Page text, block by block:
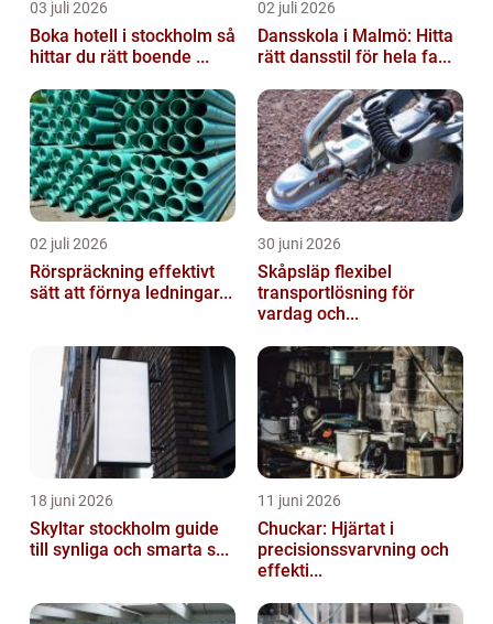
03 juli 2026
Boka hotell i stockholm så
hittar du rätt boende ...
02 juli 2026
Dansskola i Malmö: Hitta
rätt dansstil för hela fa...
02 juli 2026
Rörspräckning effektivt
sätt att förnya ledningar...
30 juni 2026
Skåpsläp flexibel
transportlösning för
vardag och...
18 juni 2026
Skyltar stockholm guide
till synliga och smarta s...
11 juni 2026
Chuckar: Hjärtat i
precisionssvarvning och
effekti...